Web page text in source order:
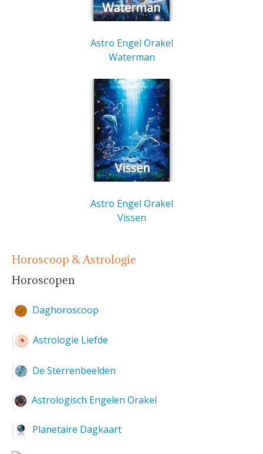
Astro Engel Orakel
Waterman
Astro Engel Orakel
Vissen
Horoscoop & Astrologie
Horoscopen
Daghoroscoop
Astrologie Liefde
De Sterrenbeelden
Astrologisch Engelen Orakel
Planetaire Dagkaart